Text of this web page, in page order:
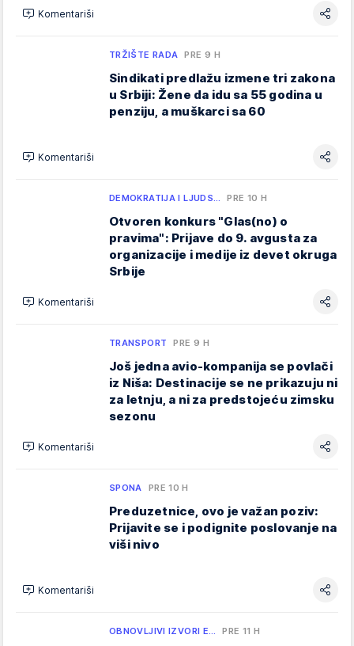
Komentariši
TRŽIŠTE RADA PRE 9 H
Sindikati predlažu izmene tri zakona
u Srbiji: Žene da idu sa 55 godina u
penziju, a muškarci sa 60
Komentariši
DEMOKRATIJA I LJUDS… PRE 10 H
Otvoren konkurs "Glas(no) o
pravima": Prijave do 9. avgusta za
organizacije i medije iz devet okruga
Srbije
Komentariši
TRANSPORT PRE 9 H
Još jedna avio-kompanija se povlači
iz Niša: Destinacije se ne prikazuju ni
za letnju, a ni za predstojeću zimsku
sezonu
Komentariši
SPONA PRE 10 H
Preduzetnice, ovo je važan poziv:
Prijavite se i podignite poslovanje na
viši nivo
Komentariši
OBNOVLJIVI IZVORI E… PRE 11 H